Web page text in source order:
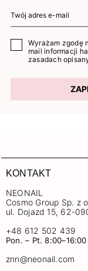
Wyrażam zgodę
mail informacji
zasadach
KONTAKT
NEONAIL
Cosmo Group Sp. z
ul. Dojazd 15, 62-
+48 612 502 439
Pon. – Pt. 8:00–16:00
znn@neonail.com